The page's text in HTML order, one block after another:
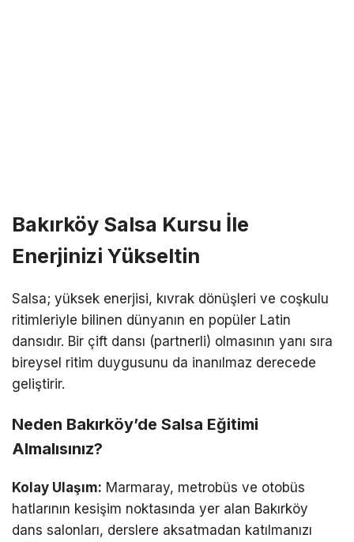
Bakırköy Salsa Kursu İle
Enerjinizi Yükseltin
Salsa; yüksek enerjisi, kıvrak dönüşleri ve coşkulu
ritimleriyle bilinen dünyanın en popüler Latin
dansıdır. Bir çift dansı (partnerli) olmasının yanı sıra
bireysel ritim duygusunu da inanılmaz derecede
geliştirir.
Neden Bakırköy’de Salsa Eğitimi
Almalısınız?
Kolay Ulaşım: Marmaray, metrobüs ve otobüs
hatlarının kesişim noktasında yer alan Bakırköy
dans salonları, derslere aksatmadan katılmanızı